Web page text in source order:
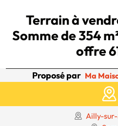
Terrain à
Somme de 354
offre
Proposé par Ma
Ailly-